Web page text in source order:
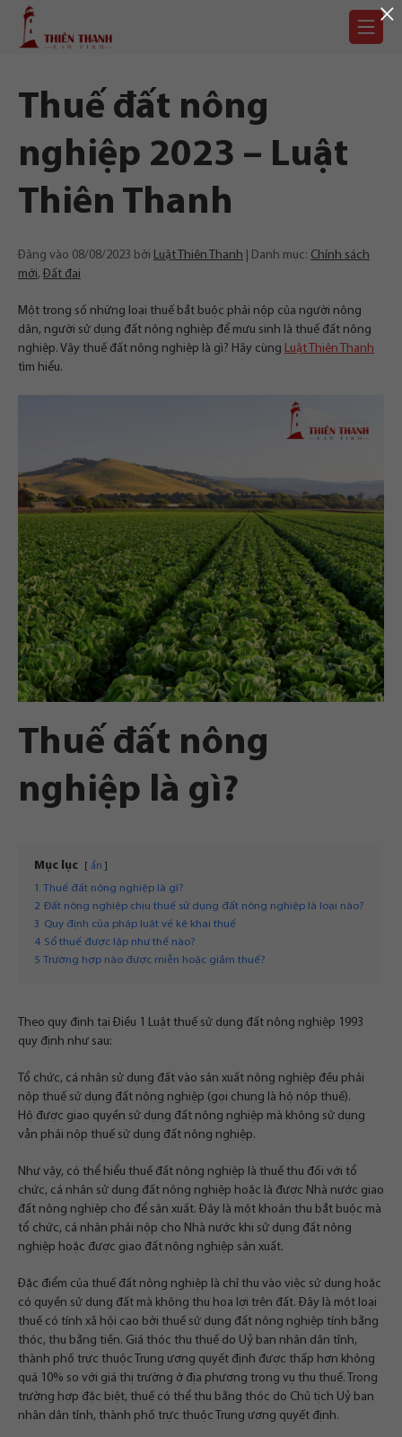
Chuyển
Trang
chủ
Thuế đất nông
nghiệp 2023 – Luật
Thiên Thanh
Đăng vào 08/08/2023 bởi Luật Thiên Thanh Danh mục: Chính sách
mới,Đất đai
Một trong số những loại thuế bắt buộc phải nộp của người nông
dân, người sử dụng đất nông nghiệp để mưu sinh là thuế đất nông
nghiệp. Vậy thuế đất nông nghiệp là gì? Hãy cùng Luật Thiên Thanh
tìm hiểu.
Thuế đất nông
nghiệp là gì?
Mục lục ẩn
1
Thuế đất nông nghiệp là gì?
2 Đất nông nghiệp chịu thuế sử dụng đất nông nghiệp là loại nào?
3 Quy định của pháp luật về kê khai thuế
4 Sổ thuế được lập như thế nào?
5 Trường hợp nào được miễn hoặc giảm thuế?
Theo quy định tại Điều 1 Luật thuế sử dụng đất nông nghiệp 1993
quy định như sau:
Tổ chức, cá nhân sử dụng đất vào sản xuất nông nghiệp đều phải
nộp thuế sử dụng đất nông nghiệp (gọi chung là hộ nộp thuế).
Hộ được giao quyền sử dụng đất nông nghiệp mà không sử dụng
vẫn phải nộp thuế sử dụng đất nông nghiệp.
Như vậy, có thể hiểu thuế đất nông nghiệp là thuế thu đối với tổ
chức, cá nhân sử dụng đất nông nghiệp hoặc là được Nhà nước giao
đất nông nghiệp cho để sản xuất. Đây là một khoản thu bắt buộc mà
tổ chức, cá nhân phải nộp cho Nhà nước khi sử dụng đất nông
nghiệp hoặc được giao đất nông nghiệp sản xuất.
Đặc điểm của thuế đất nông nghiệp là chỉ thu vào việc sử dụng hoặc
có quyền sử dụng đất mà không thu hoa lợi trên đất. Đây là một loại
thuế có tính xã hội cao bởi thuế sử dụng đất nông nghiệp tính bằng
thóc, thu bằng tiền. Giá thóc thu thuế do Uỷ ban nhân dân tỉnh,
thành phố trực thuộc Trung ương quyết định được thấp hơn không
quá 10% so với giá thị trường ở địa phương trong vụ thu thuế. Trong
trường hợp đặc biệt, thuế có thể thu bằng thóc do Chủ tịch Uỷ ban
nhân dân tỉnh, thành phố trực thuộc Trung ương quyết định.
×